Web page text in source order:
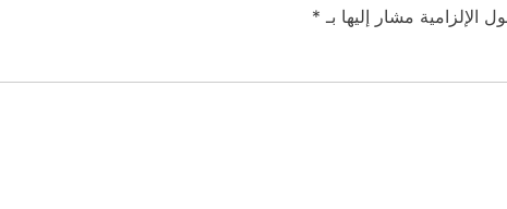
الإلزامية مشار إليها بـ *